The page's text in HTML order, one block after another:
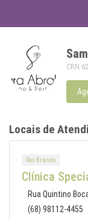
CRN
Locais de
Rio Branco
Clínica
Rua Quintino
(68) 98112-4455